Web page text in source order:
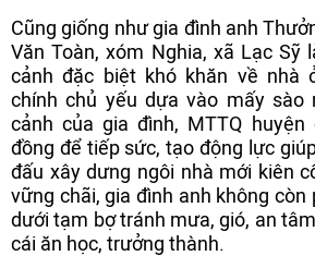
Cũng giống như gia đình anh
Văn Toàn, xóm Nghia, xã Lạc Sỹ
cảnh đặc biệt khó khăn về nhà
chính chủ yếu dựa vào mấy sào
cảnh của gia đình, MTTQ
đồng để tiếp sức, tạo động lực
đấu xây dưng ngôi nhà mới kiên
vững chãi, gia đình anh không còn
dưới tạm bợ tránh mưa, gió, an
cái ăn học, trưởng thành.